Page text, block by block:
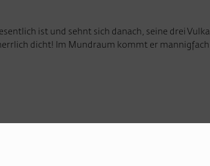
ist und sehnt sich danach, seine drei
dicht! Im Mundraum kommt er